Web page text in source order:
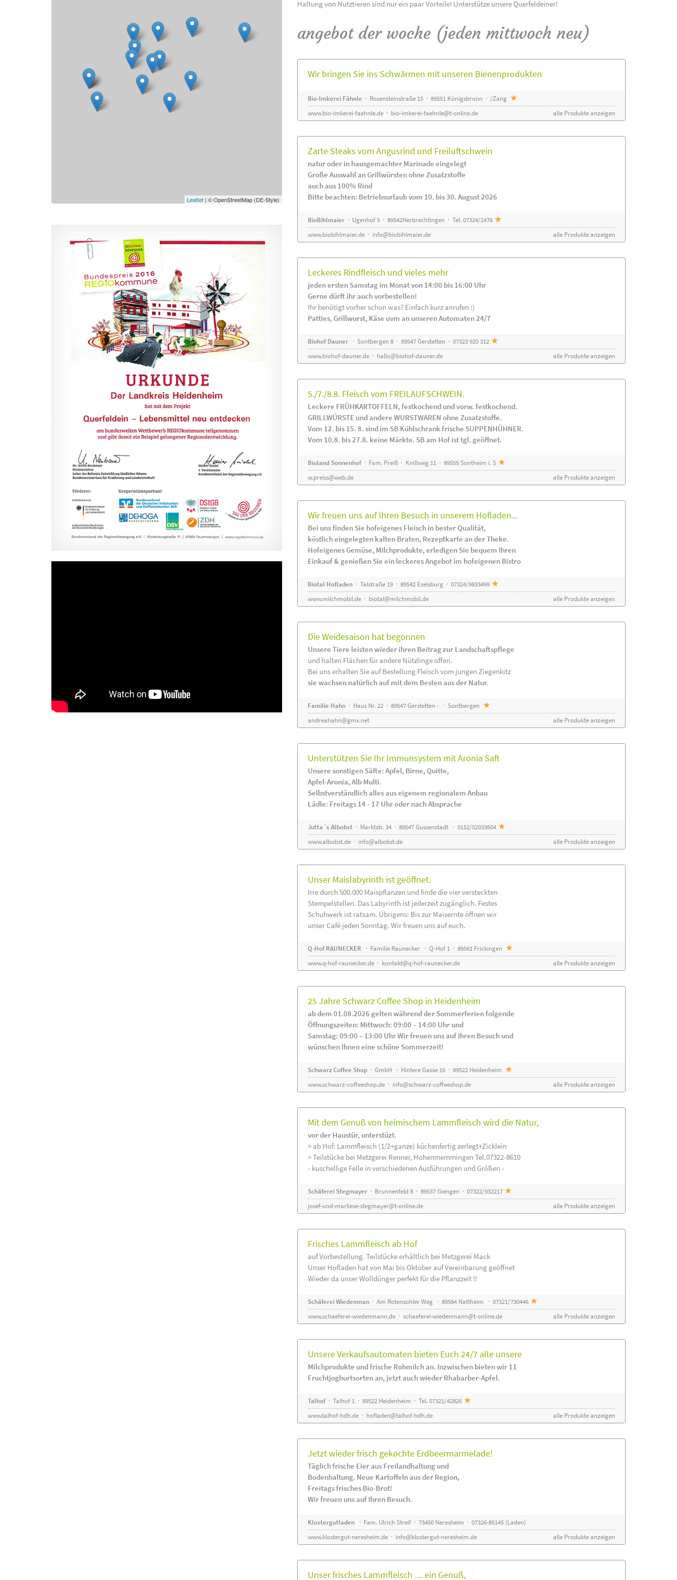
Leaflet| © OpenStreetMap (DE-Style)
Haltung von Nutztieren sind nur ein paar Vorteile! Unterstütze unsere Querfeldeiner!
angebot der woche (jeden mittwoch neu)
Wir bringen Sie ins Schwärmen mit unseren Bienenprodukten
Bio-Imkerei Fähnle · Rosensteinstraße 15 · 89551 Königsbronn · /Zang
www.bio-imkerei-faehnle.de· bio-imkerei-faehnle@t-online.de alle Produkte anzeigen
Zarte Steaks vom Angusrind und Freiluftschwein
natur oder in hausgemachter Marinade eingelegt
Große Auswahl an Grillwürsten ohne Zusatzstoffe
auch aus 100% Rind
Bitte beachten: Betriebsurlaub vom 10. bis 30. August 2026
BioBihlmaier· Ugenhof 5 · 89542Herbrechtingen · Tel. 07324/2476
www.biobihlmaier.de· info@biobihlmaier.de alle Produkte anzeigen
Leckeres Rindfleisch und vieles mehr
jeden ersten Samstag im Monat von 14:00 bis 16:00 Uhr
Gerne dürft ihr auch vorbestellen!
Ihr benötigt vorher schon was? Einfach kurz anrufen :)
Patties, Grillwurst, Käse uvm an unseren Automaten 24/7
Biohof Dauner · Sontbergen 8 · 89547 Gerstetten · 07323 920 312
www.biohof-dauner.de· hallo@biohof-dauner.de alle Produkte anzeigen
5./7./8.8. Fleisch vom FREILAUFSCHWEIN.
Leckere FRÜHKARTOFFELN, festkochend und vorw. festkochend.
GRILLWÜRSTE und andere WURSTWAREN ohne Zusatzstoffe.
Vom 12. bis 15. 8. sind im SB Kühlschrank frische SUPPENHÜHNER.
Vom 10.8. bis 27.8. keine Märkte. SB am Hof ist tgl. geöffnet.
Bioland Sonnenhof· Fam. Preiß · Knillweg 11 · 89555 Sontheim i. S
w.preiss@web.de
alle Produkte anzeigen
Wir freuen uns auf Ihren Besuch in unserem Hofladen...
Bei uns finden Sie hofeigenes Fleisch in bester Qualität,
köstlich eingelegten kalten Braten, Rezeptkarte an der Theke.
Hofeigenes Gemüse, Milchprodukte, erledigen Sie bequem Ihren
Einkauf & genießen Sie ein leckeres Angebot im hofeigenen Bistro
Biotal Hofladen· Talstraße 19 · 89542 Eselsburg · 07324/9833499
www.milchmobil.de· biotal@milchmobil.de alle Produkte anzeigen
Die Weidesaison hat begonnen
Unsere Tiere leisten wieder ihren Beitrag zur Landschaftspflege
und halten Flächen für andere Nützlinge offen.
Bei uns erhalten Sie auf Bestellung Fleisch vom jungen Ziegenkitz
sie wachsen natürlich auf mit dem Besten aus der Natur.
Familie Hahn· Haus Nr. 22 · 89547 Gerstetten - · Sontbergen
andreahahn@gmx.net
alle Produkte anzeigen
Unterstützen Sie Ihr Immunsystem mit Aronia Saft
Unsere sonstigen Säfte: Apfel, Birne, Quitte,
Apfel-Aronia, Alb Multi.
Selbstverständlich alles aus eigenem regionalem Anbau
Lädle: Freitags 14 - 17 Uhr oder nach Absprache
Jutta´s Albobst· Marktstr. 34 · 89547 Gussenstadt · 0152/02033604
www.albobst.de· info@albobst.de alle Produkte anzeigen
Unser Maislabyrinth ist geöffnet.
Irre durch 500.000 Maispflanzen und finde die vier versteckten
Stempelstellen. Das Labyrinth ist jederzeit zugänglich. Festes
Schuhwerk ist ratsam. Übrigens: Bis zur Maisernte öffnen wir
unser Café jeden Sonntag. Wir freuen uns auf euch.
Q-Hof RAUNECKER
· Familie Raunecker · Q-Hof 1 · 89561 Frickingen
www.q-hof-raunecker.de· kontakt@q-hof-raunecker.de alle Produkte anzeigen
25 Jahre Schwarz Coffee Shop in Heidenheim
ab dem 01.08.2026 gelten während der Sommerferien folgende
Öffnungszeiten: Mittwoch: 09:00 – 14:00 Uhr und
Samstag: 09:00 – 13:00 Uhr Wir freuen uns auf Ihren Besuch und
wünschen Ihnen eine schöne Sommerzeit!
Schwarz Coffee Shop· GmbH · Hintere Gasse 16 · 89522 Heidenheim
www.schwarz-coffeeshop.de· info@schwarz-coffeeshop.de alle Produkte anzeigen
Mit dem Genuß von heimischem Lammfleisch wird die Natur,
vor der Haustür, unterstüzt.
> ab Hof: Lammfleisch (1/2+ganze) küchenfertig zerlegt+Zicklein
> Teilstücke bei Metzgerei Renner, Hohenmemmingen Tel.07322-8610
- kuschellige Felle in verschiedenen Ausführungen und Größen -
Schäferei Stegmayer· Brunnenfeld 8 · 89537 Giengen · 07322/932217
josef-und-marliese-stegmayer@t-online.de
alle Produkte anzeigen
Frisches Lammfleisch ab Hof
auf Vorbestellung. Teilstücke erhältlich bei Metzgerei Mack
Unser Hofladen hat von Mai bis Oktober auf Vereinbarung geöffnet
Wieder da unser Wolldünger perfekt für die Pflanzzeit !!
Schäferei Wiedenman· Am Rotensohler Weg · 89564 Nattheim · 07321/730446
www.schaeferei-wiedenmann.de· schaeferei-wiedenmann@t-online.de alle Produkte anzeigen
Unsere Verkaufsautomaten bieten Euch 24/7 alle unsere
Milchprodukte und frische Rohmilch an. Inzwischen bieten wir 11
Fruchtjoghurtsorten an, jetzt auch wieder Rhabarber-Apfel.
Talhof· Talhof 1 · 89522 Heidenheim · Tel. 07321/42826
www.talhof-hdh.de· hofladen@talhof-hdh.de alle Produkte anzeigen
Jetzt wieder frisch gekochte Erdbeermarmelade!
Täglich frische Eier aus Freilandhaltung und
Bodenhaltung. Neue Kartoffeln aus der Region,
Freitags frisches Bio-Brot!
Wir freuen uns auf Ihren Besuch.
Klostergutladen · Fam. Ulrich Streif · 73450 Neresheim · 07326-85145 (Laden)
www.klostergut-neresheim.de· info@klostergut-neresheim.de alle Produkte anzeigen
Unser frisches Lammfleisch .... ein Genuß,